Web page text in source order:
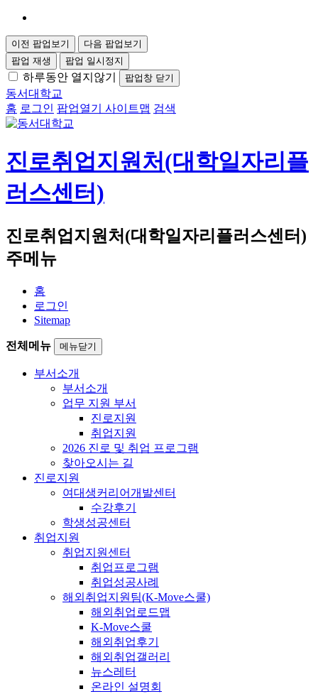
이전 팝업보기
다음 팝업보기
팝업 재생
팝업 일시정지
하루동안 열지않기 팝업창 닫기
동서대학교
홈 로그인 팝업열기 사이트맵 검색
진로취업지원처(대학일자리플
러스센터)
진로취업지원처(대학일자리플러스센터)
주메뉴
홈
로그인
Sitemap
전체메뉴 메뉴닫기
부서소개
부서소개
업무 지원 부서
진로지원
취업지원
2026 진로 및 취업 프로그램
찾아오시는 길
진로지원
여대생커리어개발센터
수강후기
학생성공센터
취업지원
취업지원센터
취업프로그램
취업성공사례
해외취업지원팀(K-Move스쿨)
해외취업로드맵
K-Move스쿨
해외취업후기
해외취업갤러리
뉴스레터
온라인 설명회